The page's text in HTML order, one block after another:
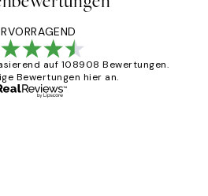
auf 108908 Bewertungen.
Bewertungen hier an.